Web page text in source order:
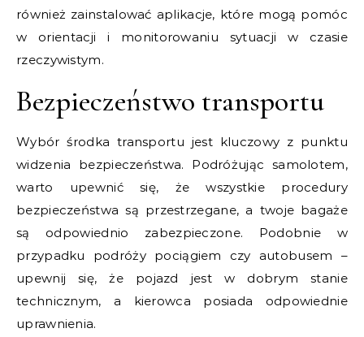
również zainstalować aplikacje, które mogą pomóc
w orientacji i monitorowaniu sytuacji w czasie
rzeczywistym.
Bezpieczeństwo transportu
Wybór środka transportu jest kluczowy z punktu
widzenia bezpieczeństwa. Podróżując samolotem,
warto upewnić się, że wszystkie procedury
bezpieczeństwa są przestrzegane, a twoje bagaże
są odpowiednio zabezpieczone. Podobnie w
przypadku podróży pociągiem czy autobusem –
upewnij się, że pojazd jest w dobrym stanie
technicznym, a kierowca posiada odpowiednie
uprawnienia.